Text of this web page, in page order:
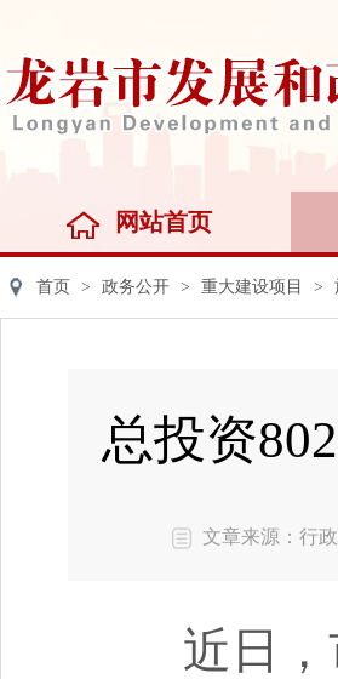
网站首页
首页 > 政务公开 > 重大建设项目 >
总投资
文章来源：行
近日，